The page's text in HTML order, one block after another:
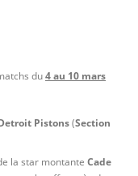
du4 au 10 mars
Pistons(Section
la star montante Cade